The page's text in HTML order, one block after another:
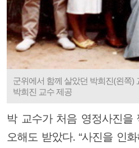
군위에서 함께 살았던 박희진(왼쪽)
박희진 교수 제공
박 교수가 처음 영정사진을
오해도 받았다. “사진을 인